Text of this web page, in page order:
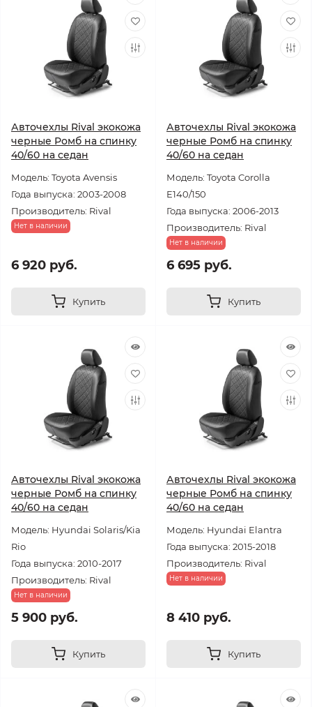
Авточехлы Rival экокожа
черные Ромб на спинку
40/60 на седан
Модель: Toyota Avensis
Года выпуска: 2003-2008
Производитель: Rival
Нет в наличии
6 920 руб.
Купить
Авточехлы Rival экокожа
черные Ромб на спинку
40/60 на седан
Модель: Toyota Corolla
E140/150
Года выпуска: 2006-2013
Производитель: Rival
Нет в наличии
6 695 руб.
Купить
Авточехлы Rival экокожа
черные Ромб на спинку
40/60 на седан
Модель: Hyundai Solaris/Kia
Rio
Года выпуска: 2010-2017
Производитель: Rival
Нет в наличии
5 900 руб.
Купить
Авточехлы Rival экокожа
черные Ромб на спинку
40/60 на седан
Модель: Hyundai Elantra
Года выпуска: 2015-2018
Производитель: Rival
Нет в наличии
8 410 руб.
Купить